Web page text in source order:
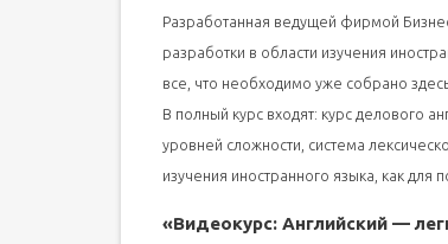
Разработанная ведущей фирмой
разработки в области изучения
все, что необходимо уже собрано
В полный курс входят: курс делового
уровней сложности, система
изучения иностранного языка, как для
«Видеокурс: Английский —